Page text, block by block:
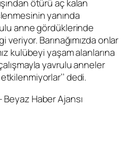
ötürü aç kalan
yanında
anne gördüklerinde
veriyor. Barınağımızda onlar
kulübeyi yaşam alanlarına
yavrulu anneler
dedi.
Beyaz Haber Ajansı